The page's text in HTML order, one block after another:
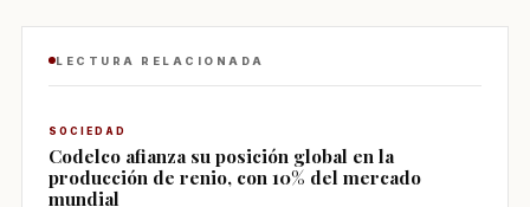
LECTURA RELACIONADA
SOCIEDAD
Codelco afianza su posición global en la
producción de renio, con 10% del mercado
mundial